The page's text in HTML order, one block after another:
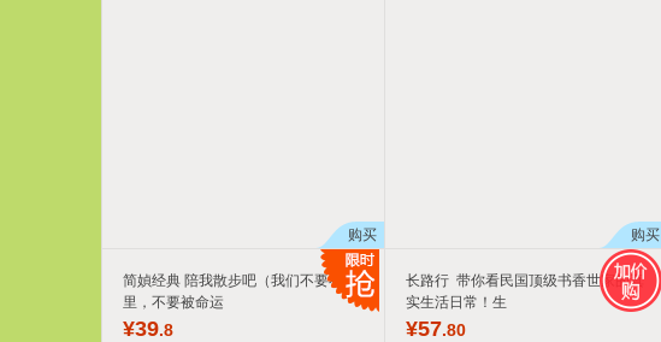
购买 购买
简媜经典 陪我散步吧（我们不要在这
里，不要被命运
¥39.8
长路行 带你看民国顶级书香世家的真
实生活日常！生
¥57.80